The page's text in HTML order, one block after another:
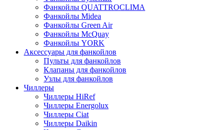
Фанкойлы QUATTROCLIMA
Фанкойлы Midea
Фанкойлы Green Air
Фанкойлы McQuay
Фанкойлы YORK
Аксессуары для фанкойлов
Пульты для фанкойлов
Клапаны для фанкойлов
Узлы для фанкойлов
Чиллеры
Чиллеры HiRef
Чиллеры Energolux
Чиллеры Ciat
Чиллеры Daikin